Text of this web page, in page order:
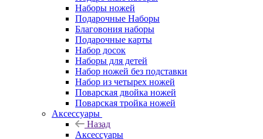
Наборы ножей
Подарочные Наборы
Благовония наборы
Подарочные карты
Набор досок
Наборы для детей
Набор ножей без подставки
Набор из четырех ножей
Поварская двойка ножей
Поварская тройка ножей
Аксессуары
Назад
Аксессуары